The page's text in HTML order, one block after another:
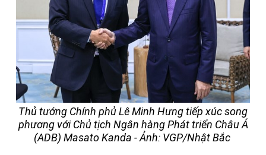
Thủ tướng Chính phủ Lê Minh Hưng tiếp xúc song
phương với Chủ tịch Ngân hàng Phát triển Châu Á
(ADB) Masato Kanda - Ảnh: VGP/Nhật Bắc